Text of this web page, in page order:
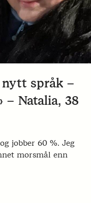
nytt språk –
– Natalia, 38
jobber 60 %. Jeg
morsmål enn